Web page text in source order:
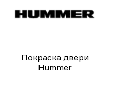
Покраска двери
Hummer